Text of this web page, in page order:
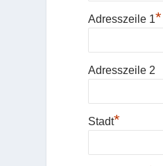
Adresszeile 1*
Adresszeile 2
Stadt*